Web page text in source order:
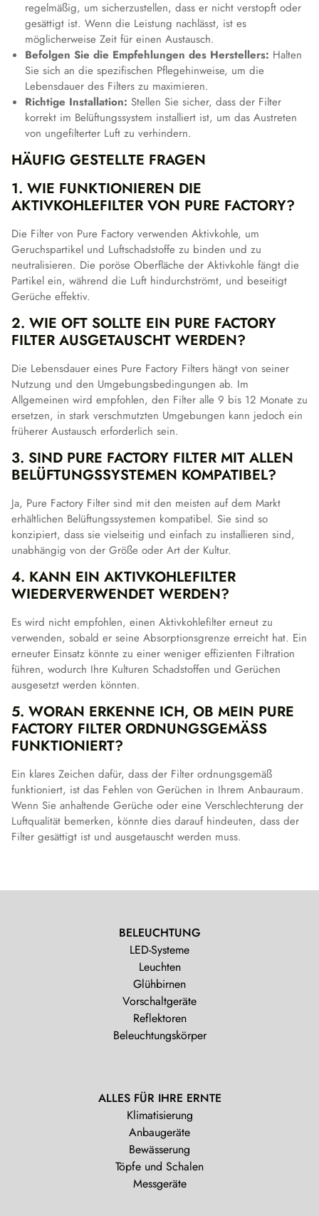
regelmäßig, um sicherzustellen, dass er nicht verstopft oder
gesättigt ist. Wenn die Leistung nachlässt, ist es
möglicherweise Zeit für einen Austausch.
Befolgen Sie die Empfehlungen des Herstellers: Halten
Sie sich an die spezifischen Pflegehinweise, um die
Lebensdauer des Filters zu maximieren.
Richtige Installation: Stellen Sie sicher, dass der Filter
korrekt im Belüftungssystem installiert ist, um das Austreten
von ungefilterter Luft zu verhindern.
HÄUFIG GESTELLTE FRAGEN
1. WIE FUNKTIONIEREN DIE
AKTIVKOHLEFILTER VON PURE FACTORY?
Die Filter von Pure Factory verwenden Aktivkohle, um
Geruchspartikel und Luftschadstoffe zu binden und zu
neutralisieren. Die poröse Oberfläche der Aktivkohle fängt die
Partikel ein, während die Luft hindurchströmt, und beseitigt
Gerüche effektiv.
2. WIE OFT SOLLTE EIN PURE FACTORY
FILTER AUSGETAUSCHT WERDEN?
Die Lebensdauer eines Pure Factory Filters hängt von seiner
Nutzung und den Umgebungsbedingungen ab. Im
Allgemeinen wird empfohlen, den Filter alle 9 bis 12 Monate zu
ersetzen, in stark verschmutzten Umgebungen kann jedoch ein
früherer Austausch erforderlich sein.
3. SIND PURE FACTORY FILTER MIT ALLEN
BELÜFTUNGSSYSTEMEN KOMPATIBEL?
Ja, Pure Factory Filter sind mit den meisten auf dem Markt
erhältlichen Belüftungssystemen kompatibel. Sie sind so
konzipiert, dass sie vielseitig und einfach zu installieren sind,
unabhängig von der Größe oder Art der Kultur.
4. KANN EIN AKTIVKOHLEFILTER
WIEDERVERWENDET WERDEN?
Es wird nicht empfohlen, einen Aktivkohlefilter erneut zu
verwenden, sobald er seine Absorptionsgrenze erreicht hat. Ein
erneuter Einsatz könnte zu einer weniger effizienten Filtration
führen, wodurch Ihre Kulturen Schadstoffen und Gerüchen
ausgesetzt werden könnten.
5. WORAN ERKENNE ICH, OB MEIN PURE
FACTORY FILTER ORDNUNGSGEMÄSS F
UNKTIONIERT?
Ein klares Zeichen dafür, dass der Filter ordnungsgemäß
funktioniert, ist das Fehlen von Gerüchen in Ihrem Anbauraum.
Wenn Sie anhaltende Gerüche oder eine Verschlechterung der
Luftqualität bemerken, könnte dies darauf hindeuten, dass der
Filter gesättigt ist und ausgetauscht werden muss.
BELEUCHTUNG
LED-Systeme
Leuchten
Glühbirnen
Vorschaltgeräte
Reflektoren
Beleuchtungskörper
ALLES FÜR IHRE ERNTE
Klimatisierung
Anbaugeräte
Bewässerung
Töpfe und Schalen
Messgeräte